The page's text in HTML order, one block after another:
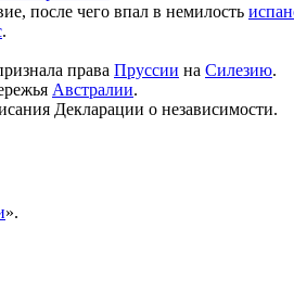
после чего впал в немилость
.
права Пруссии на Силезию.
Австралии.
Декларации о независимости.
».